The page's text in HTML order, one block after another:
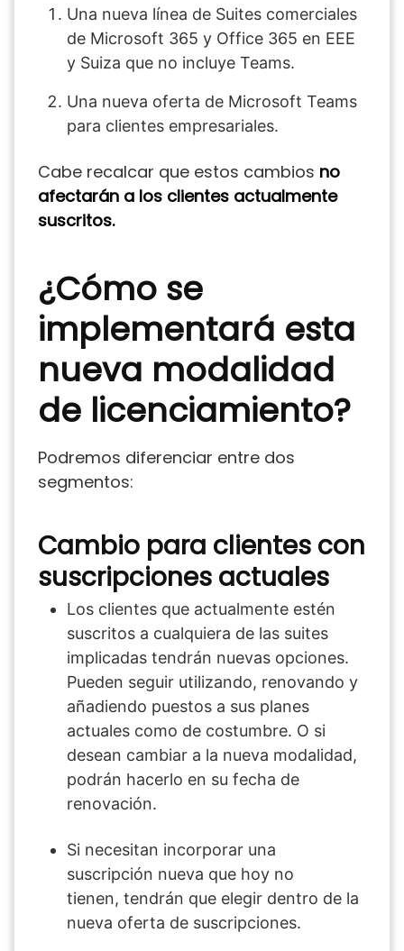
Una nueva línea de Suites comerciales
de Microsoft 365 y Office 365 en EEE
y Suiza que no incluye Teams.
Una nueva oferta de Microsoft Teams
para clientes empresariales.
Cabe recalcar que estos cambios no
afectarán a los clientes actualmente
suscritos.
¿Cómo se
implementará esta
nueva modalidad
de licenciamiento?
Podremos diferenciar entre dos
segmentos:
Cambio para clientes con
suscripciones actuales
Los clientes que actualmente estén
suscritos a cualquiera de las suites
implicadas tendrán nuevas opciones.
Pueden seguir utilizando, renovando y
añadiendo puestos a sus planes
actuales como de costumbre. O si
desean cambiar a la nueva modalidad,
podrán hacerlo en su fecha de
renovación.
Si necesitan incorporar una
suscripción nueva que hoy no
tienen, tendrán que elegir dentro de la
nueva oferta de suscripciones.